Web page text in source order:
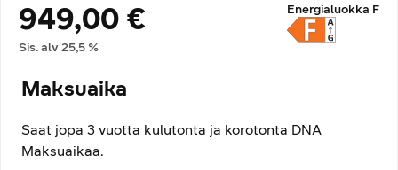
Hintatiedot
949,00 €
Sis. alv25,5 %
Energialuokka F
Maksuaika
Saat jopa 3 vuotta kulutonta ja korotonta DNA
Maksuaikaa.